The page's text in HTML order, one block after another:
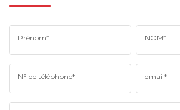
Prénom* NOM*
N° de téléphone* email*